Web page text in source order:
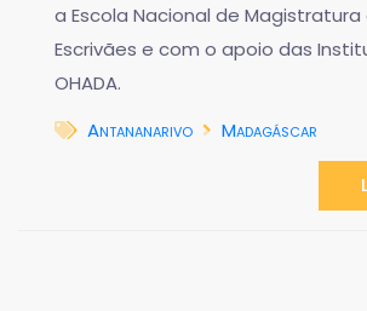
a Escola Nacional de Magistratura
Escrivães e com o apoio das
OHADA.
Antananarivo
Madagáscar